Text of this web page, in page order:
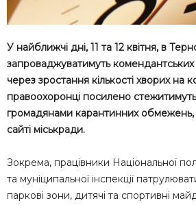
У найближчі дні, 11 та 12 квітня, в
запроваджуватимуть
через зростання кількості хворих на
правоохоронці посилено
громадянами карантинних обмежень,
сайті міськради.
Зокрема, працівники Національної
та муніципальної інспекції
паркові зони, дитячі та спортивні